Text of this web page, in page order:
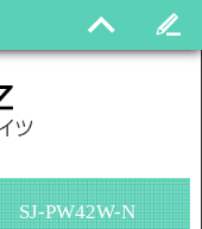
SJ-PW42W-N